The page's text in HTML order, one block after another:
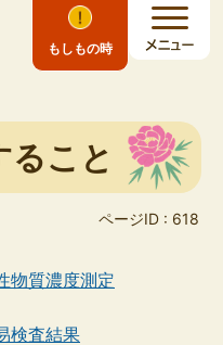
もしもの時
ること
ページID : 618
物質濃度測定
検査結果